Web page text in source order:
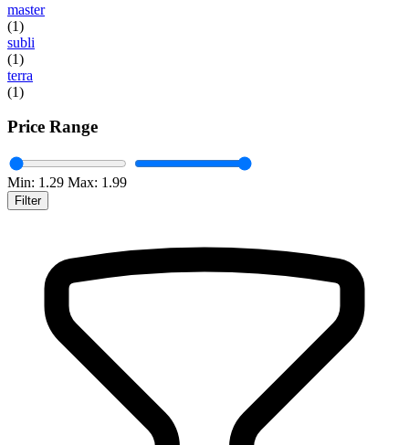
master
(1)
subli
(1)
terra
(1)
Price Range
Min: 1.29 Max: 1.99
Filter